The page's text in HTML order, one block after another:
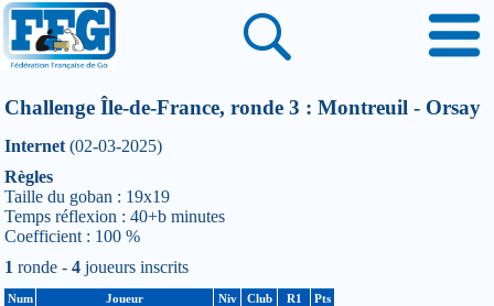
Challenge Île-de-France, ronde 3 : Montreuil - Orsay
Internet (02-03-2025)
Règles
Taille du goban : 19x19
Temps réflexion : 40+b minutes
Coefficient : 100 %
1 ronde - 4 joueurs inscrits
Num Joueur Niv Club R1
Pts